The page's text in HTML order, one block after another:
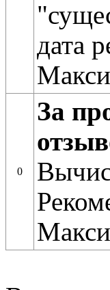
дата
0
За